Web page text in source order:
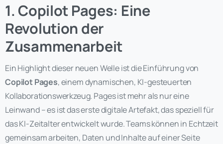
1. Copilot Pages: Eine
Revolution der
Zusammenarbeit
Ein Highlight dieser neuen Welle ist die Einführung von
Copilot Pages, einem dynamischen, KI-gesteuerten
Kollaborationswerkzeug. Pages ist mehr als nur eine
Leinwand – es ist das erste digitale Artefakt, das speziell für
das KI-Zeitalter entwickelt wurde. Teams können in Echtzeit
gemeinsam arbeiten, Daten und Inhalte auf einer Seite